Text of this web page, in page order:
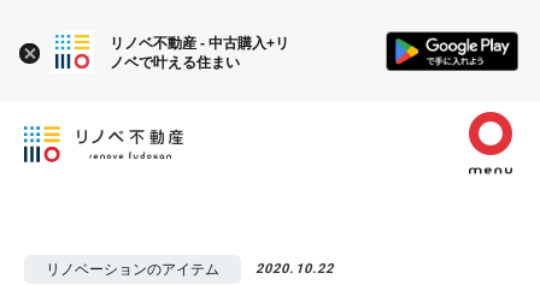
リノベーションのアイテム 2020.10.22
リノベ不動産 - 中古購入+リ
ノベで叶える住まい